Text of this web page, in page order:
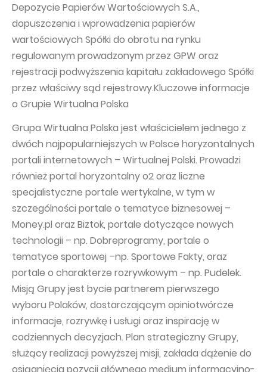
Depozycie Papierów Wartościowych S.A.,
dopuszczenia i wprowadzenia papierów
wartościowych Spółki do obrotu na rynku
regulowanym prowadzonym przez GPW oraz
rejestracji podwyższenia kapitału zakładowego Spółki
przez właściwy sąd rejestrowy.Kluczowe informacje
o Grupie Wirtualna Polska
Grupa Wirtualna Polska jest właścicielem jednego z
dwóch najpopularniejszych w Polsce horyzontalnych
portali internetowych – Wirtualnej Polski. Prowadzi
również portal horyzontalny o2 oraz liczne
specjalistyczne portale wertykalne, w tym w
szczególności portale o tematyce biznesowej –
Money.pl oraz Biztok, portale dotyczące nowych
technologii – np. Dobreprogramy, portale o
tematyce sportowej –np. Sportowe Fakty, oraz
portale o charakterze rozrywkowym – np. Pudelek.
Misją Grupy jest bycie partnerem pierwszego
wyboru Polaków, dostarczającym opiniotwórcze
informacje, rozrywkę i usługi oraz inspirację w
codziennych decyzjach. Plan strategiczny Grupy,
służący realizacji powyższej misji, zakłada dążenie do